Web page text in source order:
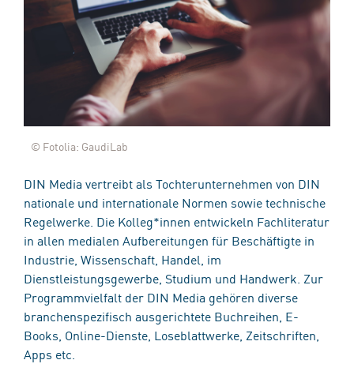
© Fotolia: GaudiLab
DIN Media vertreibt als Tochterunternehmen von DIN
nationale und internationale Normen sowie technische
Regelwerke. Die Kolleg*innen entwickeln Fachliteratur
in allen medialen Aufbereitungen für Beschäftigte in
Industrie, Wissenschaft, Handel, im
Dienstleistungsgewerbe, Studium und Handwerk. Zur
Programmvielfalt der DIN Media gehören diverse
branchenspezifisch ausgerichtete Buchreihen, E-
Books, Online-Dienste, Loseblattwerke, Zeitschriften,
Apps etc.